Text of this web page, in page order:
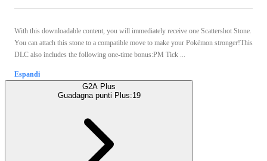
With this downloadable content, you will immediately receive one Scattershot Stone.
You can attach this stone to a compatible move to make your Pokémon stronger!This
DLC also includes the following one-time bonus:PM Tick ...
Espandi
G2A Plus
Guadagna punti Plus:19